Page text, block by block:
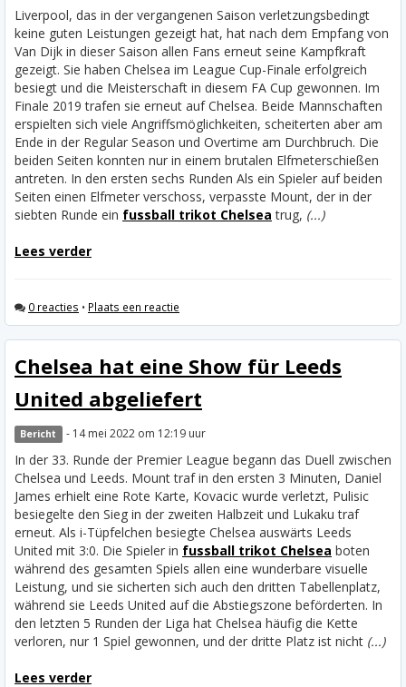
Liverpool, das in der vergangenen Saison verletzungsbedingt
keine guten Leistungen gezeigt hat, hat nach dem Empfang von
Van Dijk in dieser Saison allen Fans erneut seine Kampfkraft
gezeigt. Sie haben Chelsea im League Cup-Finale erfolgreich
besiegt und die Meisterschaft in diesem FA Cup gewonnen. Im
Finale 2019 trafen sie erneut auf Chelsea. Beide Mannschaften
erspielten sich viele Angriffsmöglichkeiten, scheiterten aber am
Ende in der Regular Season und Overtime am Durchbruch. Die
beiden Seiten konnten nur in einem brutalen Elfmeterschießen
antreten. In den ersten sechs Runden Als ein Spieler auf beiden
Seiten einen Elfmeter verschoss, verpasste Mount, der in der
siebten Runde ein fussball trikot Chelsea trug, (...)
Lees verder
0 reacties • Plaats een reactie
Chelsea hat eine Show für Leeds
United abgeliefert
Bericht - 14 mei 2022 om 12:19 uur
In der 33. Runde der Premier League begann das Duell zwischen
Chelsea und Leeds. Mount traf in den ersten 3 Minuten, Daniel
James erhielt eine Rote Karte, Kovacic wurde verletzt, Pulisic
besiegelte den Sieg in der zweiten Halbzeit und Lukaku traf
erneut. Als i-Tüpfelchen besiegte Chelsea auswärts Leeds
United mit 3:0. Die Spieler in fussball trikot Chelsea boten
während des gesamten Spiels allen eine wunderbare visuelle
Leistung, und sie sicherten sich auch den dritten Tabellenplatz,
während sie Leeds United auf die Abstiegszone beförderten. In
den letzten 5 Runden der Liga hat Chelsea häufig die Kette
verloren, nur 1 Spiel gewonnen, und der dritte Platz ist nicht (...)
Lees verder